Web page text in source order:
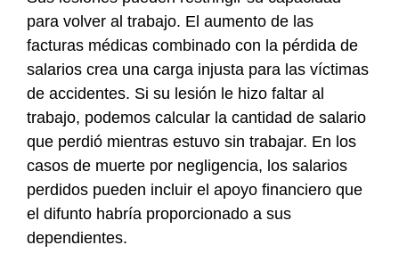
para volver al trabajo. El aumento de las
facturas médicas combinado con la pérdida de
salarios crea una carga injusta para las víctimas
de accidentes. Si su lesión le hizo faltar al
trabajo, podemos calcular la cantidad de salario
que perdió mientras estuvo sin trabajar. En los
casos de muerte por negligencia, los salarios
perdidos pueden incluir el apoyo financiero que
el difunto habría proporcionado a sus
dependientes.